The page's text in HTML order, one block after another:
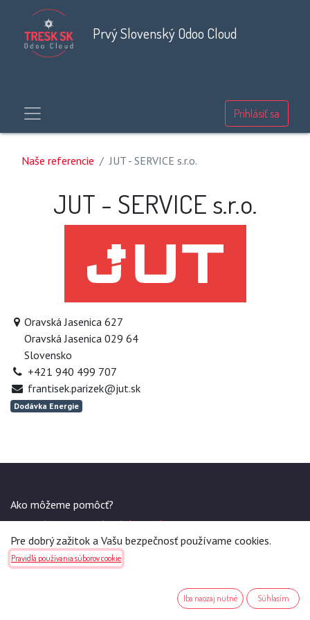
Prvý Slovenský Odoo Cloud
Prihlásiť sa
Naše referencie JUT - SERVICE s.r.o.
JUT - SERVICE s.r.o.
Oravská Jasenica 627
Oravská Jasenica 029 64
Slovensko
+421 940 499 707
frantisek.parizek@jut.sk
Dodávka Energie
Ako môžeme pomôcť?
Kontaktujte nás kedykoľvek
Sme tu pre Vás v pracovné dni medzi 9:30 a 16:00.
Pre dobrý zažitok a Vašu bezpečnosť používame cookies.
Pravidlá používania súborov cookie
Iba naozaj nutné Súhlasím